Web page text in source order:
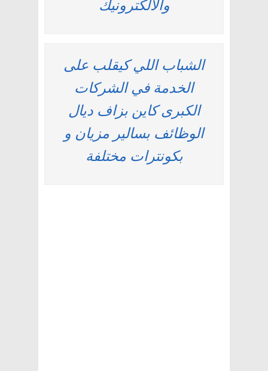
والالكترونيك
الشباب اللي كيقلب على
الخدمة في الشركات
الكبرى كاين بزاف ديال
الوظائف بسالير مزيان و
بكونترات مختلفة